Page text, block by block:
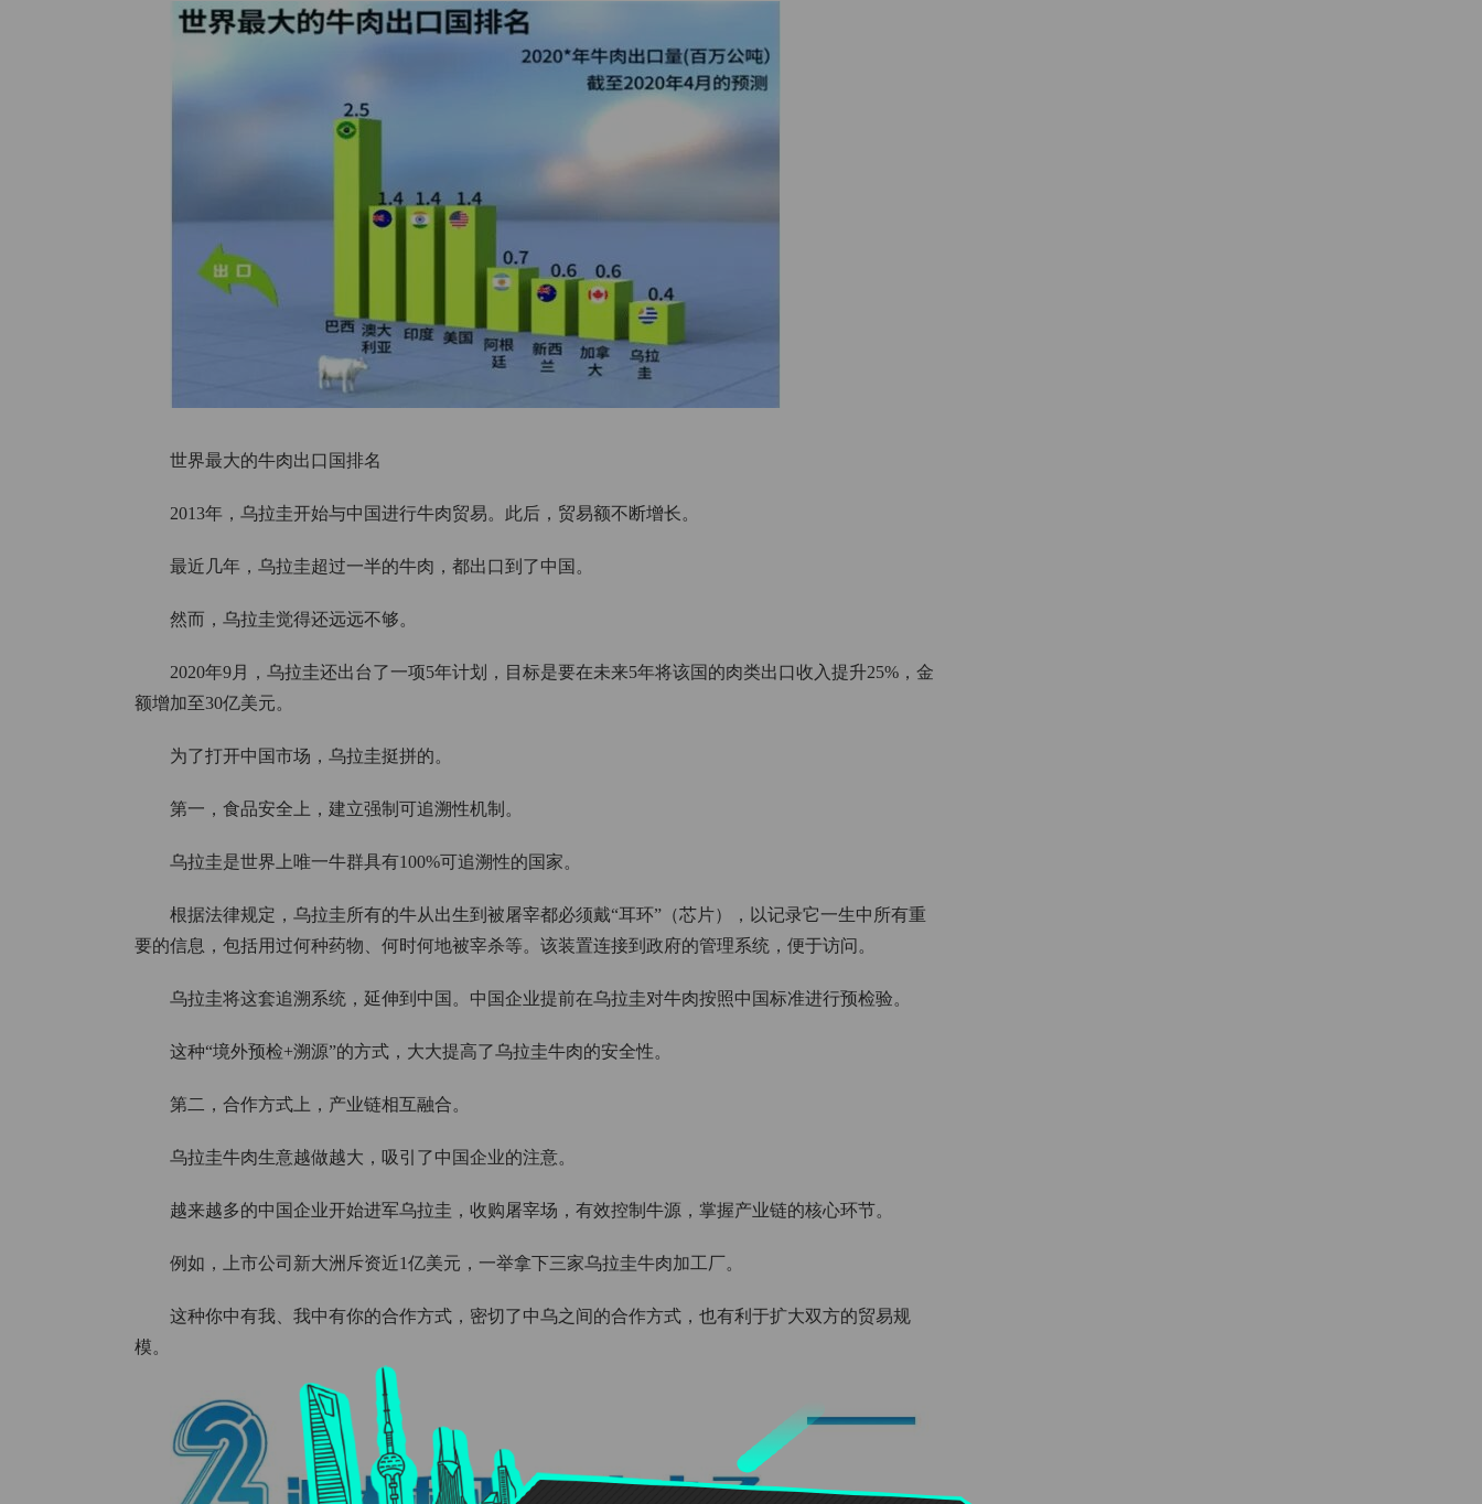
世界最大的牛肉出口国排名
2013年，乌拉圭开始与中国进行牛肉贸易。此后，贸易额不断增长。
最近几年，乌拉圭超过一半的牛肉，都出口到了中国。
然而，乌拉圭觉得还远远不够。
2020年9月，乌拉圭还出台了一项5年计划，目标是要在未来5年将该国的肉类出口收入提升25%，金
额增加至30亿美元。
为了打开中国市场，乌拉圭挺拼的。
第一，食品安全上，建立强制可追溯性机制。
乌拉圭是世界上唯一牛群具有100%可追溯性的国家。
根据法律规定，乌拉圭所有的牛从出生到被屠宰都必须戴“耳环”（芯片），以记录它一生中所有重
要的信息，包括用过何种药物、何时何地被宰杀等。该装置连接到政府的管理系统，便于访问。
乌拉圭将这套追溯系统，延伸到中国。中国企业提前在乌拉圭对牛肉按照中国标准进行预检验。
这种“境外预检+溯源”的方式，大大提高了乌拉圭牛肉的安全性。
第二，合作方式上，产业链相互融合。
乌拉圭牛肉生意越做越大，吸引了中国企业的注意。
越来越多的中国企业开始进军乌拉圭，收购屠宰场，有效控制牛源，掌握产业链的核心环节。
例如，上市公司新大洲斥资近1亿美元，一举拿下三家乌拉圭牛肉加工厂。
这种你中有我、我中有你的合作方式，密切了中乌之间的合作方式，也有利于扩大双方的贸易规
模。